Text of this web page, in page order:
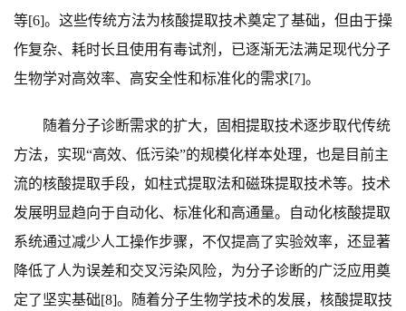
等[6]。这些传统方法为核酸提取技术奠定了基础，但由于操
作复杂、耗时长且使用有毒试剂，已逐渐无法满足现代分子
生物学对高效率、高安全性和标准化的需求[7]。
随着分子诊断需求的扩大，固相提取技术逐步取代传统
方法，实现“高效、低污染”的规模化样本处理，也是目前主
流的核酸提取手段，如柱式提取法和磁珠提取技术等。技术
发展明显趋向于自动化、标准化和高通量。自动化核酸提取
系统通过减少人工操作步骤，不仅提高了实验效率，还显著
降低了人为误差和交叉污染风险，为分子诊断的广泛应用奠
定了坚实基础[8]。随着分子生物学技术的发展，核酸提取技